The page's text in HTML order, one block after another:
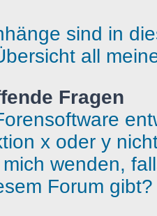
sind in
all
Fragen
x oder y
wenden,
Forum gibt?